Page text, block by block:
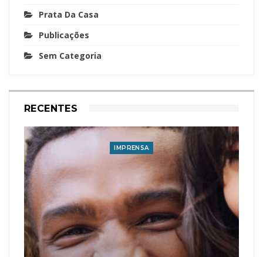
Prata Da Casa
Publicações
Sem Categoria
RECENTES
IMPRENSA